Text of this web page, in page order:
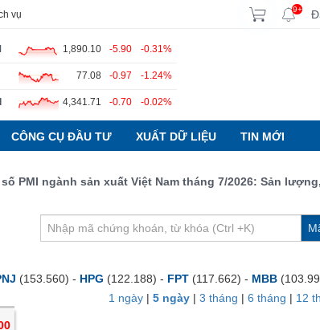
vụ 9+
1,890.10 -5.90 -0.31%
77.08 -0.97 -1.24%
4,341.71 -0.70 -0.02%
CÔNG CỤ ĐẦU TƯ XUẤT DỮ LIỆU TIN MỚI
ngành sản xuất Việt Nam tháng 7/2026: Sản lượng,
(153.560) - HPG (122.188) - FPT (117.662) - MBB
1 ngày | 5 ngày | 3 tháng | 6 tháng | 12
Thuật ngữ Dịch vụ